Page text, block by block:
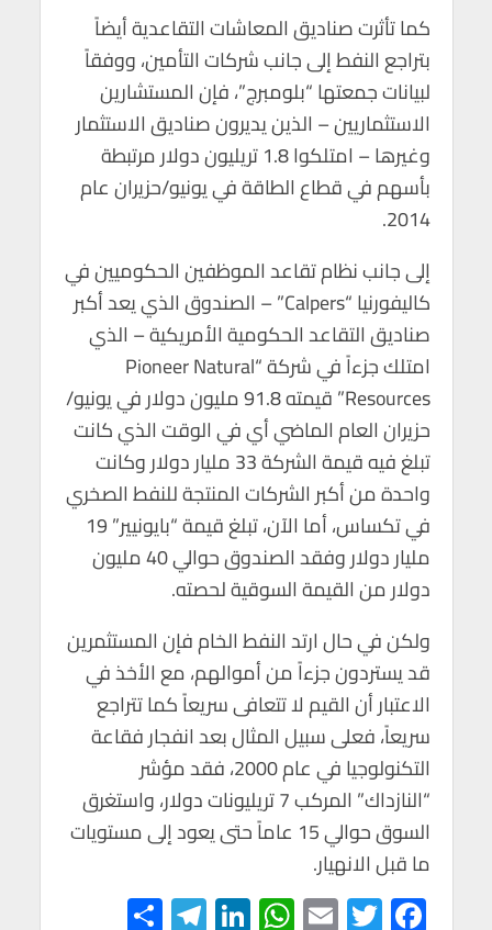
كما تأثرت صناديق المعاشات التقاعدية أيضاً
بتراجع النفط إلى جانب شركات التأمين، ووفقاً
لبيانات جمعتها “بلومبرج”، فإن المستشارين
الاستثماريين – الذين يديرون صناديق الاستثمار
وغيرها – امتلكوا 1.8 تريليون دولار مرتبطة
بأسهم في قطاع الطاقة في يونيو/حزيران عام
2014.
إلى جانب نظام تقاعد الموظفين الحكوميين في
كاليفورنيا “Calpers” – الصندوق الذي يعد أكبر
صناديق التقاعد الحكومية الأمريكية – الذي
امتلك جزءاً في شركة “Pioneer Natural
Resources” قيمته 91.8 مليون دولار في يونيو/
حزيران العام الماضي أي في الوقت الذي كانت
تبلغ فيه قيمة الشركة 33 مليار دولار وكانت
واحدة من أكبر الشركات المنتجة للنفط الصخري
في تكساس، أما الآن، تبلغ قيمة “بايونيير” 19
مليار دولار وفقد الصندوق حوالي 40 مليون
دولار من القيمة السوقية لحصته.
ولكن في حال ارتد النفط الخام فإن المستثمرين
قد يستردون جزءاً من أموالهم، مع الأخذ في
الاعتبار أن القيم لا تتعافى سريعاً كما تتراجع
سريعاً، فعلى سبيل المثال بعد انفجار فقاعة
التكنولوجيا في عام 2000، فقد مؤشر
“النازداك” المركب 7 تريليونات دولار، واستغرق
السوق حوالي 15 عاماً حتى يعود إلى مستويات
ما قبل الانهيار.
F
T
E
W
Li
Te